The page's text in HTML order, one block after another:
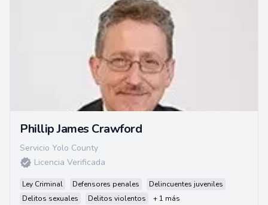
Phillip James Crawford
Servicio Yolo County
Licencia Verificada
Ley Criminal Defensores penales
Delincuentes juveniles
Delitos sexuales
Delitos violentos + 1 más